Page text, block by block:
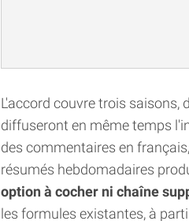
L'accord couvre trois saisons,
diffuseront en même temps
des commentaires en
résumés hebdomadaires
option à cocher ni chaîne
les formules existantes, à